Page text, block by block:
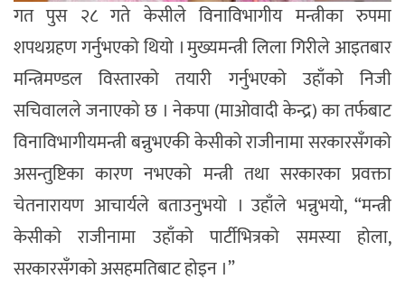
गत पुस २८ गते केसीले विनाविभागीय मन्त्रीका रुपमा
शपथग्रहण गर्नुभएको थियो । मुख्यमन्त्री लिला गिरीले आइतबार
मन्त्रिमण्डल विस्तारको तयारी गर्नुभएको उहाँको निजी
सचिवालले जनाएको छ । नेकपा (माओवादी केन्द्र) का तर्फबाट
विनाविभागीयमन्त्री बन्नुभएकी केसीको राजीनामा सरकारसँगको
असन्तुष्टिका कारण नभएको मन्त्री तथा सरकारका प्रवक्ता
चेतनारायण आचार्यले बताउनुभयो । उहाँले भन्नुभयो, “मन्त्री
केसीको राजीनामा उहाँको पार्टीभित्रको समस्या होला,
सरकारसँगको असहमतिबाट होइन ।”